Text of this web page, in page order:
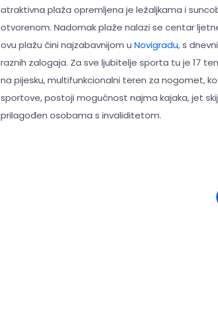
atraktivna plaža opremljena je ležaljkama i
otvorenom. Nadomak plaže nalazi se centar
ovu plažu čini najzabavnijom u Novigradu, s
raznih zalogaja. Za sve ljubitelje sporta tu je 17
na pijesku, multifunkcionalni teren za nogomet,
sportove, postoji mogućnost najma kajaka, jet
prilagođen osobama s invaliditetom.